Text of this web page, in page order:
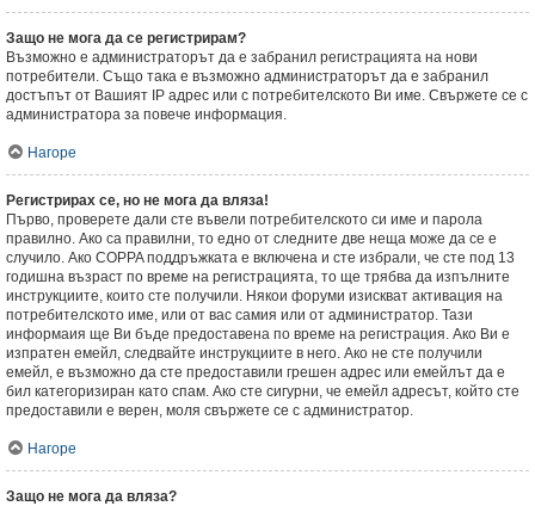
Защо не мога да се регистрирам?
Възможно е администраторът да е забранил регистрацията на нови
потребители. Също така е възможно администраторът да е забранил
достъпът от Вашият IP адрес или с потребителското Ви име. Свържете се с
администратора за повече информация.
Нагоре
Регистрирах се, но не мога да вляза!
Първо, проверете дали сте въвели потребителското си име и парола
правилно. Ако са правилни, то едно от следните две неща може да се е
случило. Ако COPPA поддръжката е включена и сте избрали, че сте под 13
годишна възраст по време на регистрацията, то ще трябва да изпълните
инструкциите, които сте получили. Някои форуми изискват активация на
потребителското име, или от вас самия или от администратор. Тази
информаия ще Ви бъде предоставена по време на регистрация. Ако Ви е
изпратен емейл, следвайте инструкциите в него. Ако не сте получили
емейл, е възможно да сте предоставили грешен адрес или емейлът да е
бил категоризиран като спам. Ако сте сигурни, че емейл адресът, който сте
предоставили е верен, моля свържете се с администратор.
Нагоре
Защо не мога да вляза?